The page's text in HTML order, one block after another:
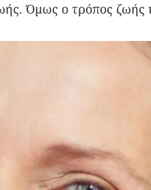
Όμως ο τρόπος ζωής